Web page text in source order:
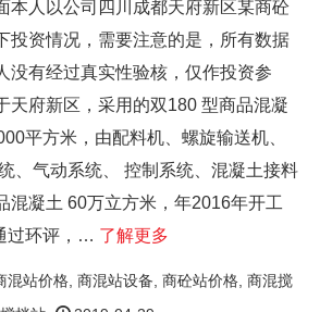
本人以公司四川成都天府新区某商砼
投资情况，需要注意的是，所有数据
没有经过真实性验核，仅作投资参
天府新区，采用的双180 型商品混凝
平方米，由配料机、螺旋输送机、
、气动系统、 控制系统、混凝土接料
混凝土 60万立方米，年2016年开工
过环评，… 了解更多
混站价格 商混站设备 商砼站价格 商混搅